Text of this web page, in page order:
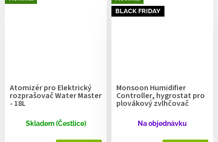
Atomizér pro Elektrický
rozprašovač Water Master
- 18L
Skladem (Čestlice)
BLACK FRIDAY
Monsoon Humidifier
Controller, hygrostat pro
plovákový zvlhčovač
Na objednávku